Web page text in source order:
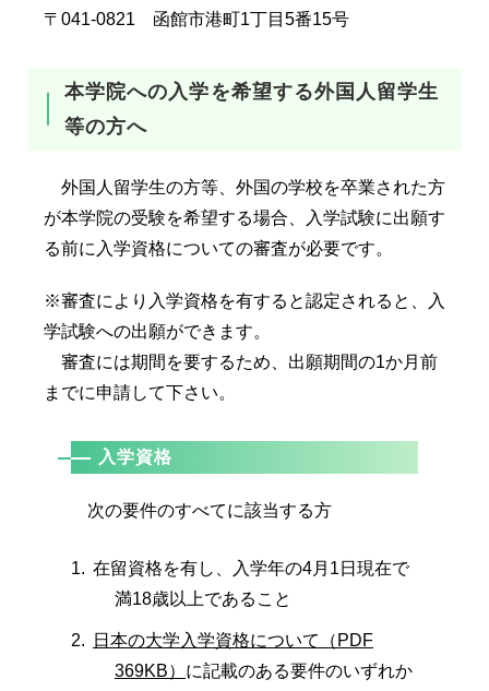
〒041-0821 函館市港町1丁目5番15号
本学院への入学を希望する外国人留学生
等の方へ
外国人留学生の方等、外国の学校を卒業された方
が本学院の受験を希望する場合、入学試験に出願す
る前に入学資格についての審査が必要です。
※審査により入学資格を有すると認定されると、入
学試験への出願ができます。
審査には期間を要するため、出願期間の1か月前
までに申請して下さい。
入学資格
次の要件のすべてに該当する方
在留資格を有し、入学年の4月1日現在で
満18歳以上であること
日本の大学入学資格について（PDF
369KB） に記載のある要件のいずれか